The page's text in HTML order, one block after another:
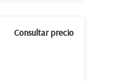
Consultar precio